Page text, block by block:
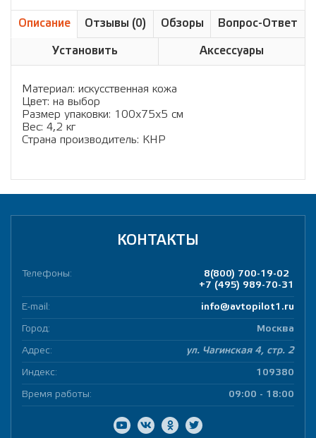
Описание Отзывы (0) Обзоры Вопрос-Ответ
Установить Аксессуары
Материал: искусственная кожа
Цвет: на выбор
Размер упаковки: 100х75х5 см
Вес: 4,2 кг
Страна производитель: КНР
КОНТАКТЫ
Телефоны:
8(800) 700-19-02
+7 (495) 989-70-31
E-mail: info@avtopilot1.ru
Город: Москва
Адрес: ул. Чагинская 4, стр. 2
Индекс: 109380
Время работы: 09:00 - 18:00